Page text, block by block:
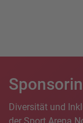
Diversität und